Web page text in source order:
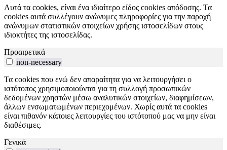
Αυτά τα cookies, είναι ένα ιδιαίτερο είδος cookies απόδοσης. Τα
cookies αυτά συλλέγουν ανώνυμες πληροφορίες για την παροχή
ανώνυμων στατιστικών στοιχείων χρήσης ιστοσελίδων στους
ιδιοκτήτες της ιστοσελίδας.
Προαιρετικά
non-necessary
Τα cookies που ενώ δεν απαραίτητα για να λειτουργήσει ο
ιστότοπος χρησιμοποιούνται για τη συλλογή προσωπικών
δεδομένων χρηστών μέσω αναλυτικών στοιχείων, διαφημίσεων,
άλλων ενσωματωμένων περιεχομένων. Χωρίς αυτά τα cookies
είναι πιθανόν κάποιες λειτουργίες του ιστότοπού μας να μην είναι
διαθέσιμες.
Γενικά